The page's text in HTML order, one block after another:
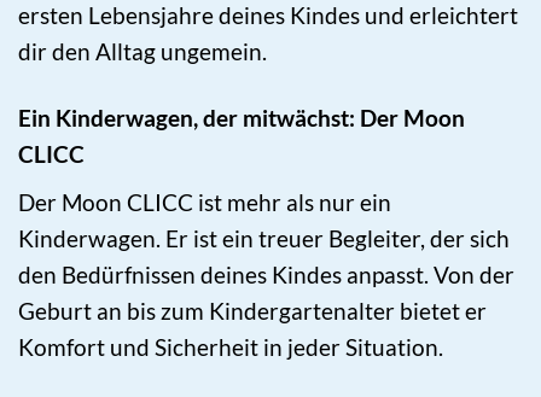
ersten Lebensjahre deines Kindes und erleichtert
dir den Alltag ungemein.
Ein Kinderwagen, der mitwächst: Der Moon
CLICC
Der Moon CLICC ist mehr als nur ein
Kinderwagen. Er ist ein treuer Begleiter, der sich
den Bedürfnissen deines Kindes anpasst. Von der
Geburt an bis zum Kindergartenalter bietet er
Komfort und Sicherheit in jeder Situation.